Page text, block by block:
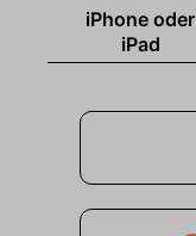
iPhone oder
iPad